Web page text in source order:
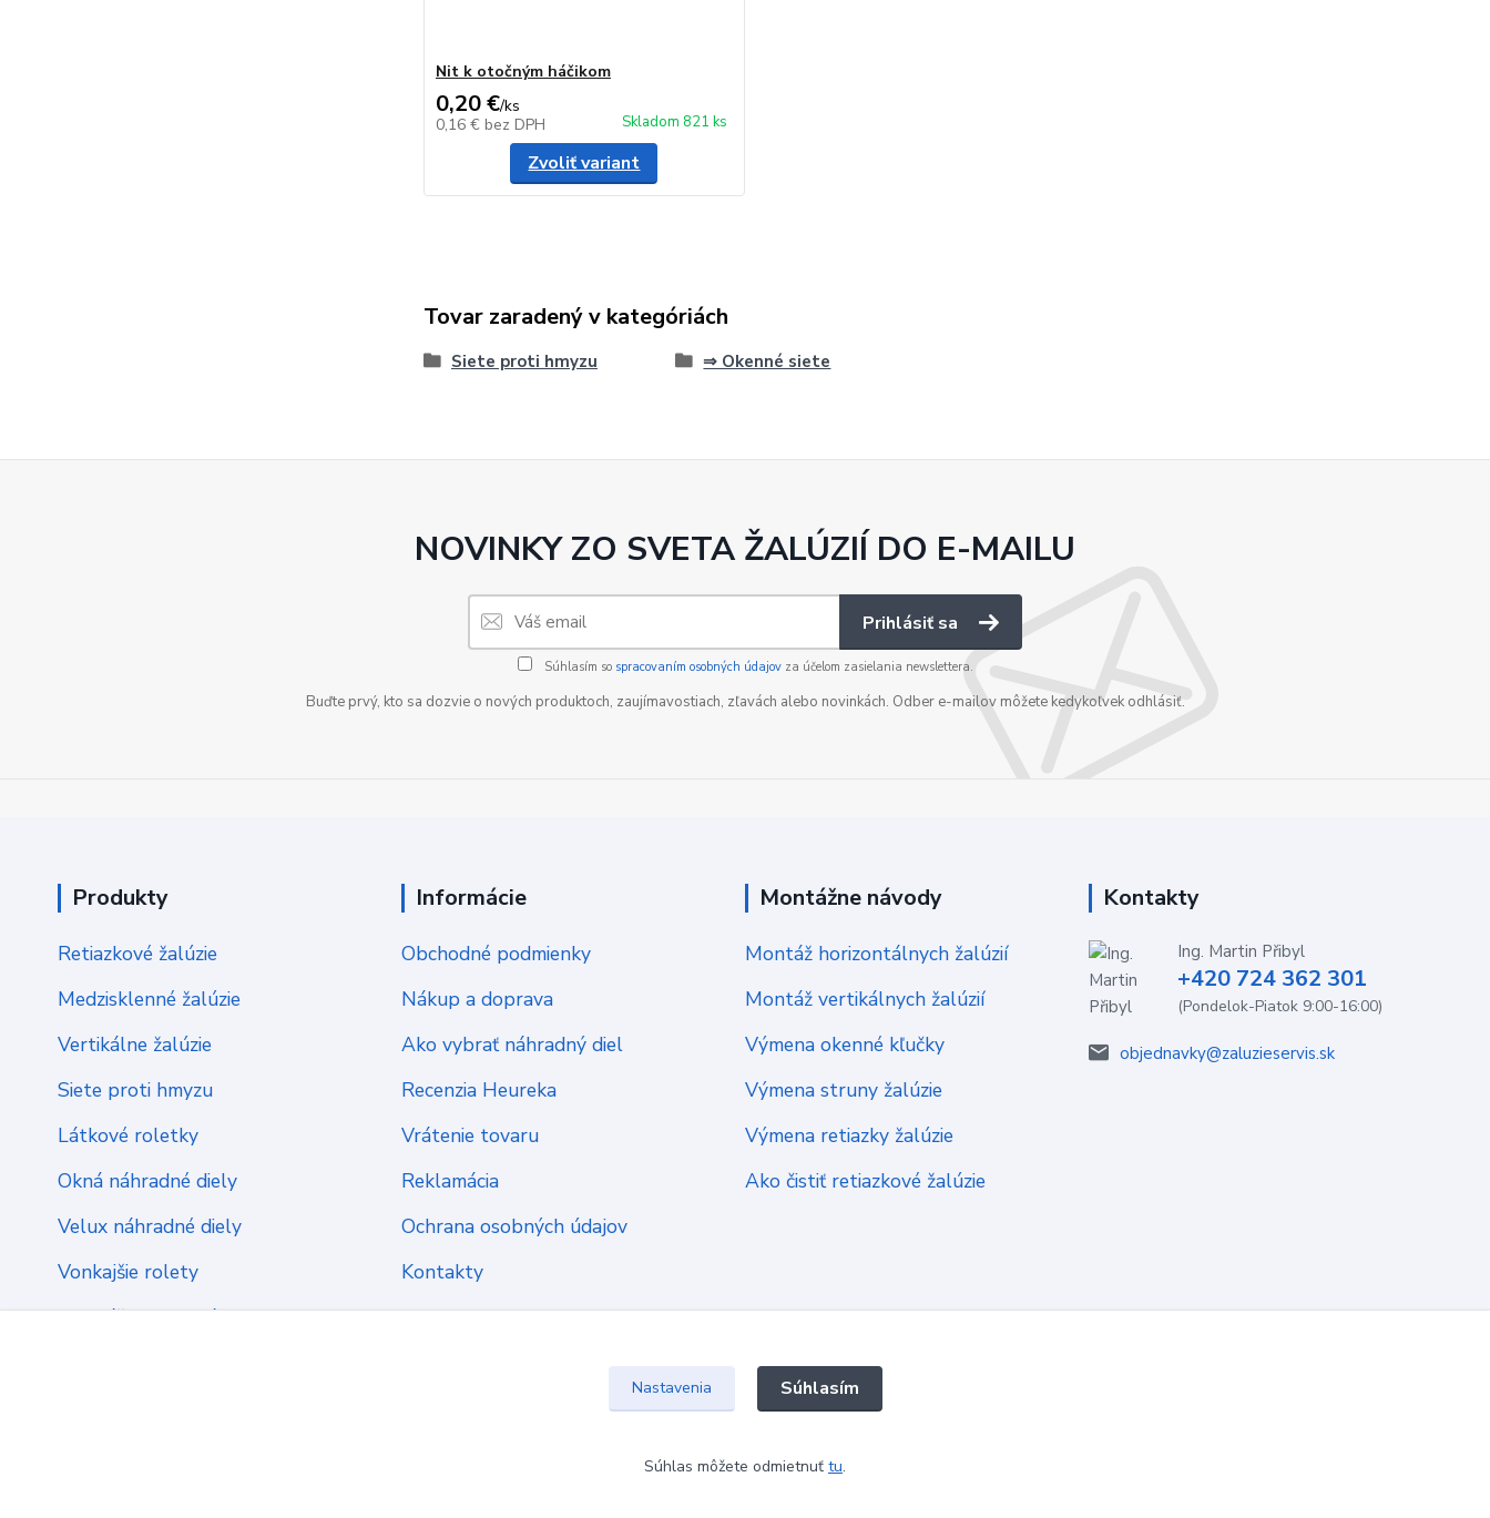
Nit k otočným háčikom
0,20 €/ks
0,16 € bez DPH Skladom 821 ks
Zvoliť variant
Tovar zaradený v kategóriách
Siete proti hmyzu ⇒ Okenné siete
NOVINKY ZO SVETA ŽALÚZIÍ DO E-MAILU
Prihlásiť sa
Súhlasím so spracovaním osobných údajovza účelom zasielania newslettera.
Buďte prvý, kto sa dozvie o nových produktoch, zaujímavostiach, zľavách alebo novinkách. Odber e-mailov môžete kedykoľvek odhlásiť.
Produkty
Retiazkové žalúzie
Medzisklenné žalúzie
Vertikálne žalúzie
Siete proti hmyzu
Látkové roletky
Okná náhradné diely
Velux náhradné diely
Vonkajšie rolety
Montážny materiál
Informácie
Obchodné podmienky
Nákup a doprava
Ako vybrať náhradný diel
Recenzia Heureka
Vrátenie tovaru
Reklamácia
Ochrana osobných údajov
Kontakty
Montážne návody
Montáž horizontálnych žalúzií
Montáž vertikálnych žalúzií
Výmena okenné kľučky
Výmena struny žalúzie
Výmena retiazky žalúzie
Ako čistiť retiazkové žalúzie
Kontakty
Ing. Martin Přibyl
+420 724 362 301
(Pondelok-Piatok 9:00-16:00)
objednavky@zaluzieservis.sk
Nastavenia Súhlasím
Súhlas môžete odmietnuť tu.